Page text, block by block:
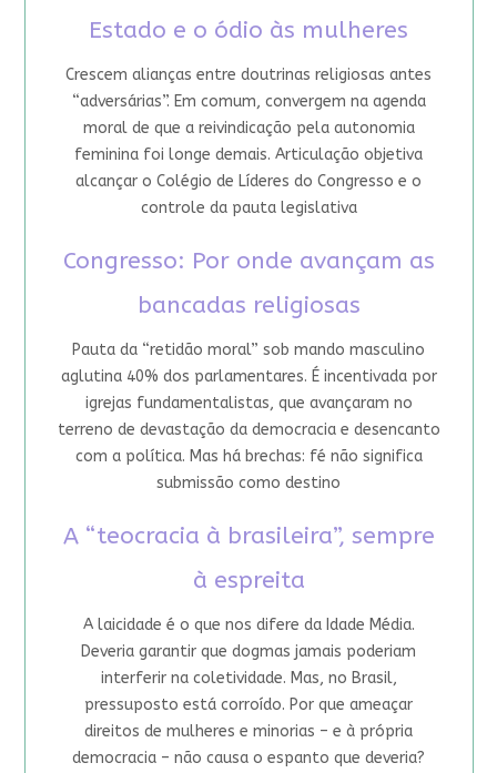
Estado e o ódio às mulheres
Crescem alianças entre doutrinas religiosas antes
“adversárias”. Em comum, convergem na agenda
moral de que a reivindicação pela autonomia
feminina foi longe demais. Articulação objetiva
alcançar o Colégio de Líderes do Congresso e o
controle da pauta legislativa
Congresso: Por onde avançam as
bancadas religiosas
Pauta da “retidão moral” sob mando masculino
aglutina 40% dos parlamentares. É incentivada por
igrejas fundamentalistas, que avançaram no
terreno de devastação da democracia e desencanto
com a política. Mas há brechas: fé não significa
submissão como destino
A “teocracia à brasileira”, sempre
à espreita
A laicidade é o que nos difere da Idade Média.
Deveria garantir que dogmas jamais poderiam
interferir na coletividade. Mas, no Brasil,
pressuposto está corroído. Por que ameaçar
direitos de mulheres e minorias – e à própria
democracia – não causa o espanto que deveria?